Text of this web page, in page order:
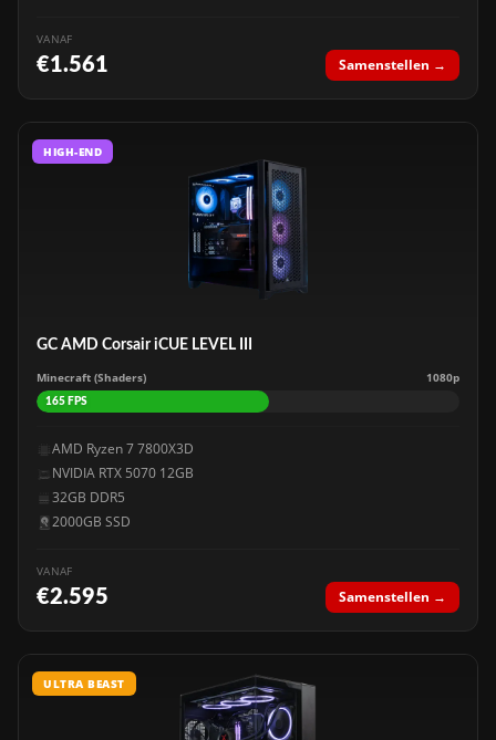
VANAF
€1.561 Samenstellen →
HIGH-END
GC AMD Corsair iCUE LEVEL III
Minecraft (Shaders) 1080p
165 FPS
AMD Ryzen 7 7800X3D
NVIDIA RTX 5070 12GB
32GB DDR5
2000GB SSD
VANAF
€2.595 Samenstellen →
ULTRA BEAST